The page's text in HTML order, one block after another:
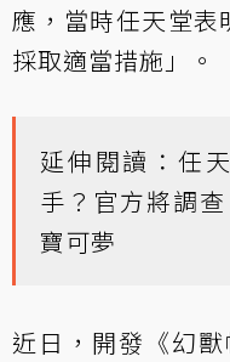
應，當時任天堂表
採取適當措施」。
延伸閱讀： 任
手？官方將調
寶可夢
近日，開發《幻